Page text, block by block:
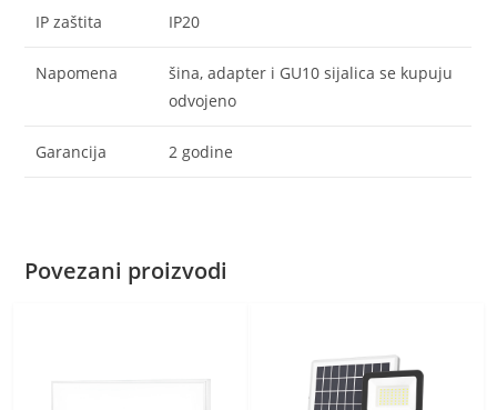
IP zaštita IP20
Napomena
šina, adapter i GU10 sijalica se kupuju
odvojeno
Garancija 2 godine
Povezani proizvodi